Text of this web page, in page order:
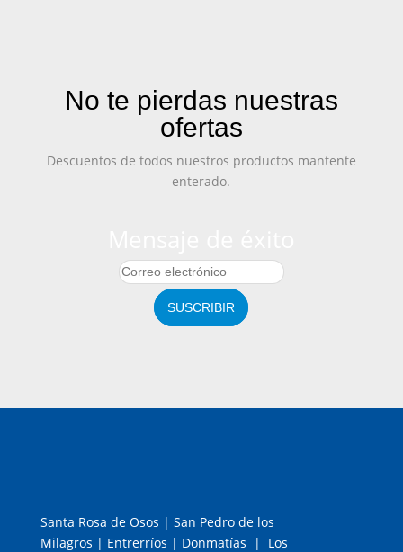
No te pierdas nuestras
ofertas
Descuentos de todos nuestros productos mantente
enterado.
SUSCRIBIR
Santa Rosa de Osos | San Pedro de los
Milagros | Entrerríos | Donmatías | Los